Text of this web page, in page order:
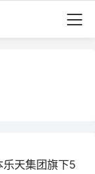
天集团旗下5